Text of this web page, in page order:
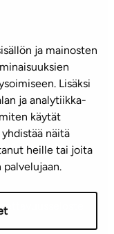
ja mainosten
Lisäksi
ja analytiikka-
käytät
näitä
heille tai joita
Mediapankki